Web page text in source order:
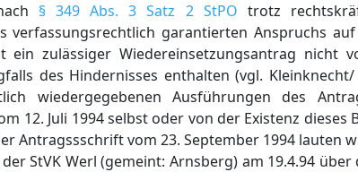
§ 349 Abs. 3 Satz 2 StPO trotz
verfassungsrechtlich garantierten Anspruchs
ein zulässiger Wiedereinsetzungsantrag nicht
des Hindernisses enthalten (vgl.
wiedergegebenen Ausführungen des
12. Juli 1994 selbst oder von der Existenz
Antragssschrift vom 23. September 1994 lauten
StVK Werl (gemeint: Arnsberg) am 19.4.94